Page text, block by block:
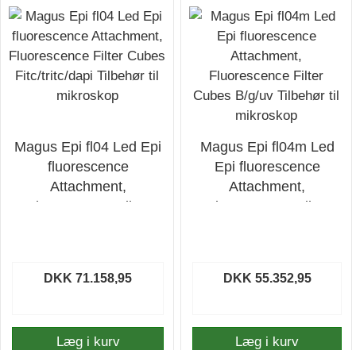
Magus Epi fl04 Led Epi
fluorescence
Attachment,
Fluorescence Filter
DKK 71.158,95
Læg i kurv
Magus Epi fl04m Led
Epi fluorescence
Attachment,
Fluorescence Filter
DKK 55.352,95
Læg i kurv